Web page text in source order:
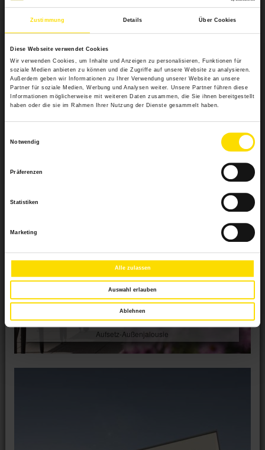
Zustimmung Details Über Cookies
Diese Webseite verwendet Cookies
Wir verwenden Cookies, um Inhalte und Anzeigen zu personalisieren, Funktionen für
soziale Medien anbieten zu können und die Zugriffe auf unsere Website zu analysieren.
Außerdem geben wir Informationen zu Ihrer Verwendung unserer Website an unsere
Partner für soziale Medien, Werbung und Analysen weiter. Unsere Partner führen diese
Informationen möglicherweise mit weiteren Daten zusammen, die Sie ihnen bereitgestellt
haben oder die sie im Rahmen Ihrer Nutzung der Dienste gesammelt haben.
Notwendig
Präferenzen
Statistiken
Marketing
Alle zulassen
Auswahl erlauben
Ablehnen
Farben
Weitere Informationen
Das könnte Sie auch interessieren
Aufsetz-Außenjalousie